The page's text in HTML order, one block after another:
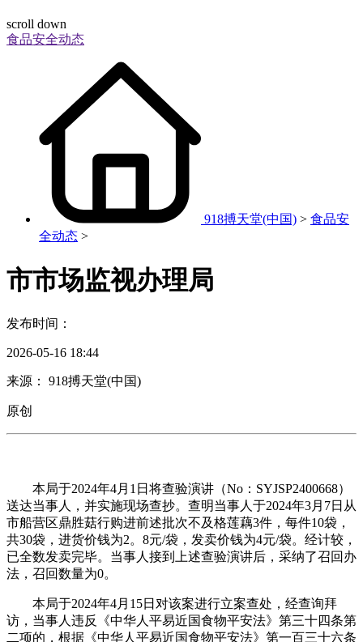
scroll down
食品安全动态
918搏天堂(中国) > 食品安
全动态 >
市市场监视办理局
发布时间：
2026-05-16 18:44
来源： 918搏天堂(中国)
原创
本局于2024年4月1日将查验演讲（No：SYJSP2400668）
送达当事人，并实施现场查抄。查明当事人于2024年3月7日从
市船营区鼎胜菇行购进前述批次不及格莲藕3件，每件10袋，
共30袋，进货价钱为2。8元/袋，发卖价钱为4元/袋。经计较，
已全数发卖完毕。当事人接到上述查验演讲后，采纳了召回办
法，召回数量为0。
本局于2024年4月15日对该案进行立案查处，经查询拜
访，当事人违反《中华人平易近国食物平安法》第三十四条第
二项的，根据《中华人平易近国食物平安法》第一百三十六条